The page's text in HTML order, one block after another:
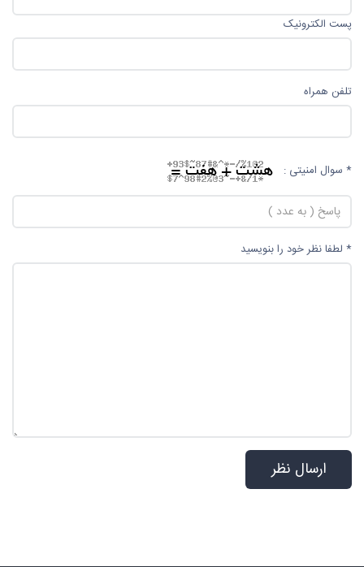
پست الکترونیک
تلفن همراه
* سوال امنیتی :
* لطفا نظر خود را بنویسید